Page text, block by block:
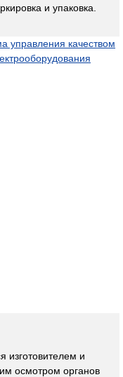
и упаковка.
управления качеством
изготовителем и
осмотром органов